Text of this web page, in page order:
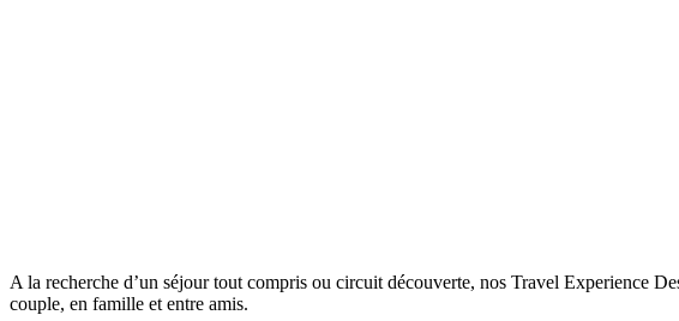
A la recherche d’un séjour tout compris ou circuit découverte, nos Travel Experience
couple, en famille et entre amis.